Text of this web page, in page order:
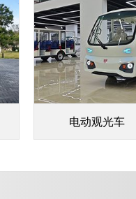
电动观光车